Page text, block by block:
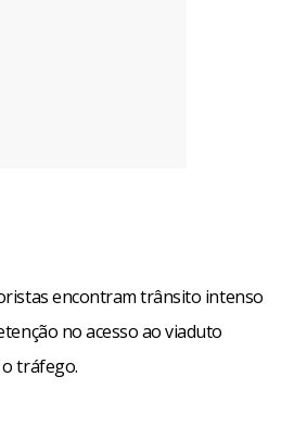
encontram trânsito intenso
no acesso ao viaduto
tráfego.